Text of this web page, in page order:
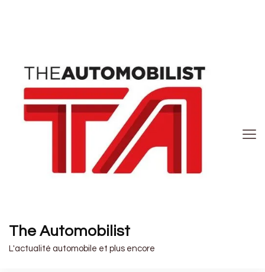
The Automobilist
L'actualité automobile et plus encore